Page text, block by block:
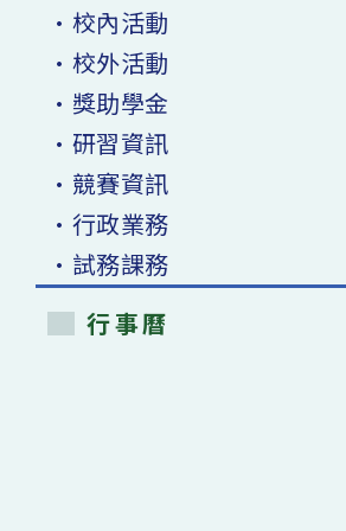
•校內活動
•校外活動
•獎助學金
•研習資訊
•競賽資訊
•行政業務
•試務課務
行事曆